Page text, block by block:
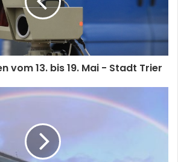
vom 13. bis 19. Mai - Stadt Trier